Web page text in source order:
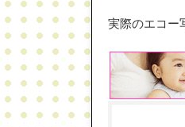
実際のエコー